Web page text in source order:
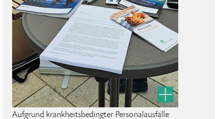
Aufgrund krankheitsbedingter Personalausfälle